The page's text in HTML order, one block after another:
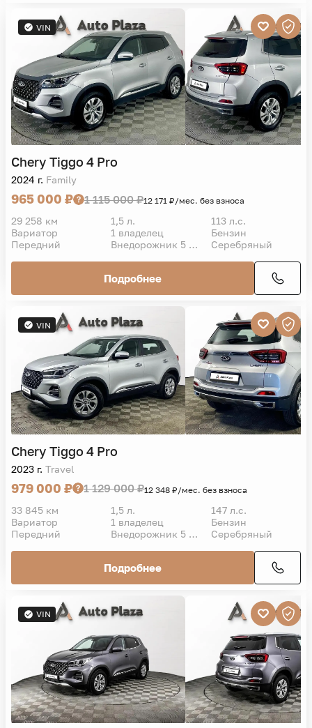
VIN
Chery Tiggo 4 Pro
2024 г. Family
965 000 ₽ 1 115 000 ₽12 171 ₽/мес. без взноса
29 258 км 1,5 л.
113 л.с.
Вариатор
1 владелец
Бензин
Передний
Внедорожник 5 дв. Серебряный
Подробнее
VIN
Chery Tiggo 4 Pro
2023 г. Travel
979 000 ₽ 1 129 000 ₽12 348 ₽/мес. без взноса
33 845 км 1,5 л.
147 л.с.
Вариатор
1 владелец
Бензин
Передний
Внедорожник 5 дв. Серебряный
Подробнее
VIN